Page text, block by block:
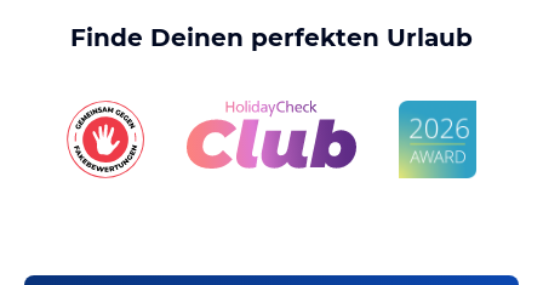
Finde Deinen perfekten Urlaub